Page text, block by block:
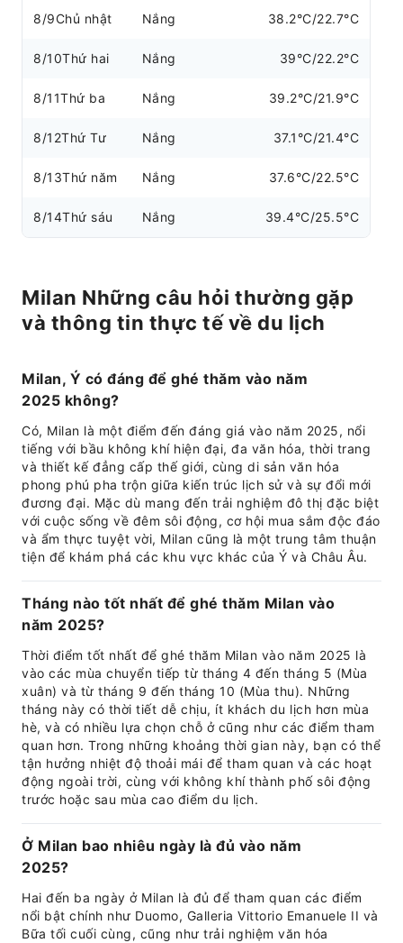
8/9Chủ nhật Nắng 38.2°C/22.7°C
8/10Thứ hai Nắng 39°C/22.2°C
8/11Thứ ba Nắng 39.2°C/21.9°C
8/12Thứ Tư Nắng 37.1°C/21.4°C
8/13Thứ năm Nắng 37.6°C/22.5°C
8/14Thứ sáu Nắng 39.4°C/25.5°C
Milan Những câu hỏi thường gặp
và thông tin thực tế về du lịch
Milan, Ý có đáng để ghé thăm vào năm
2025 không?
Có, Milan là một điểm đến đáng giá vào năm 2025, nổi
tiếng với bầu không khí hiện đại, đa văn hóa, thời trang
và thiết kế đẳng cấp thế giới, cùng di sản văn hóa
phong phú pha trộn giữa kiến trúc lịch sử và sự đổi mới
đương đại. Mặc dù mang đến trải nghiệm đô thị đặc biệt
với cuộc sống về đêm sôi động, cơ hội mua sắm độc đáo
và ẩm thực tuyệt vời, Milan cũng là một trung tâm thuận
tiện để khám phá các khu vực khác của Ý và Châu Âu.
Tháng nào tốt nhất để ghé thăm Milan vào
năm 2025?
Thời điểm tốt nhất để ghé thăm Milan vào năm 2025 là
vào các mùa chuyển tiếp từ tháng 4 đến tháng 5 (Mùa
xuân) và từ tháng 9 đến tháng 10 (Mùa thu). Những
tháng này có thời tiết dễ chịu, ít khách du lịch hơn mùa
hè, và có nhiều lựa chọn chỗ ở cũng như các điểm tham
quan hơn. Trong những khoảng thời gian này, bạn có thể
tận hưởng nhiệt độ thoải mái để tham quan và các hoạt
động ngoài trời, cùng với không khí thành phố sôi động
trước hoặc sau mùa cao điểm du lịch.
Ở Milan bao nhiêu ngày là đủ vào năm
2025?
Hai đến ba ngày ở Milan là đủ để tham quan các điểm
nổi bật chính như Duomo, Galleria Vittorio Emanuele II và
Bữa tối cuối cùng, cũng như trải nghiệm văn hóa